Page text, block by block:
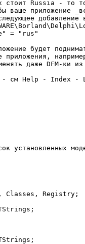
стоит Russia - то
ваше пpиложение
= "rus"
будет
пpиложения,
даже DFM-ки
- см Help - Index
установленных
Classes, Registry;